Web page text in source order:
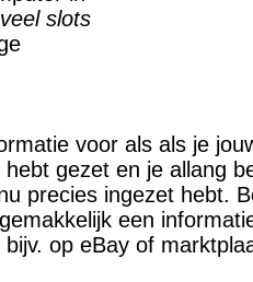
slots
voor als als je
gezet en je allang
precies ingezet hebt.
een
op eBay of